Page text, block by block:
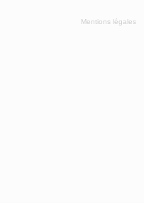
Mentions légales